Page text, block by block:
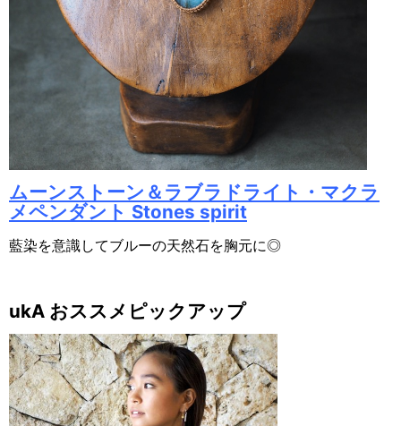
ムーンストーン＆ラブラドライト・マクラ
メペンダント Stones spirit
藍染を意識してブルーの天然石を胸元に◎
ukA おススメピックアップ